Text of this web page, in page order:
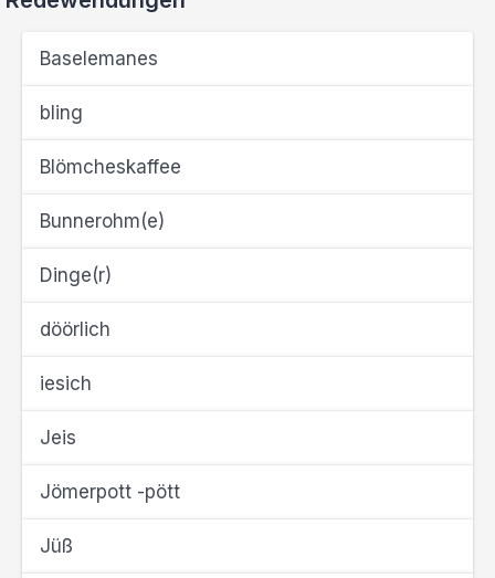
Baselemanes
bling
Blömcheskaffee
Bunnerohm(e)
Dinge(r)
döörlich
iesich
Jeis
Jömerpott -pött
Jüß